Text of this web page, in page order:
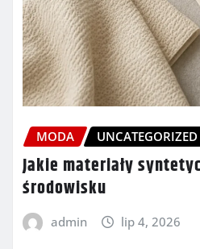
MODA UNCATEGORIZED
Jakie materiały
środowisku
admin lip 4, 2026